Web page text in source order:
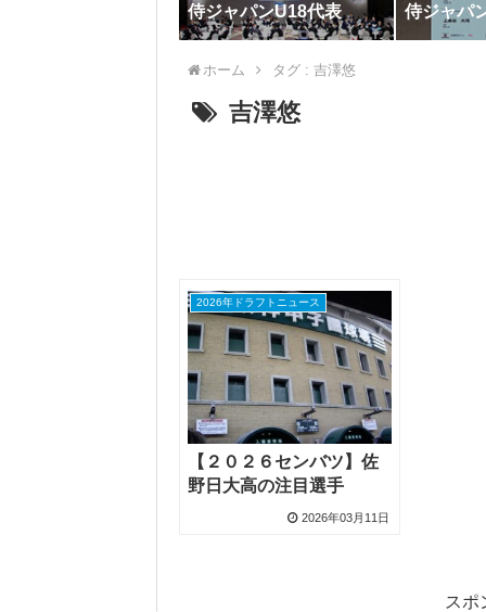
侍ジャパンU18代表 侍ジャパ
ホーム タグ : 吉澤悠
吉澤悠
2026年ドラフトニュース
【２０２６センバツ】佐
野日大高の注目選手
2026年03月11日
スポ